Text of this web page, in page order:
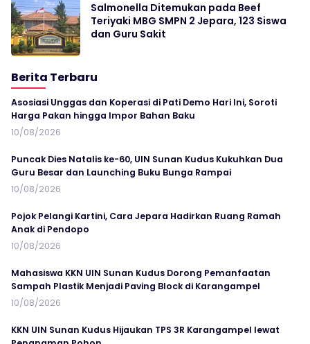
Salmonella Ditemukan pada Beef
Teriyaki MBG SMPN 2 Jepara, 123 Siswa
dan Guru Sakit
Berita Terbaru
Asosiasi Unggas dan Koperasi di Pati Demo Hari Ini, Soroti
Harga Pakan hingga Impor Bahan Baku
10/08/2026
Puncak Dies Natalis ke-60, UIN Sunan Kudus Kukuhkan Dua
Guru Besar dan Launching Buku Bunga Rampai
10/08/2026
Pojok Pelangi Kartini, Cara Jepara Hadirkan Ruang Ramah
Anak di Pendopo
10/08/2026
Mahasiswa KKN UIN Sunan Kudus Dorong Pemanfaatan
Sampah Plastik Menjadi Paving Block di Karangampel
10/08/2026
KKN UIN Sunan Kudus Hijaukan TPS 3R Karangampel lewat